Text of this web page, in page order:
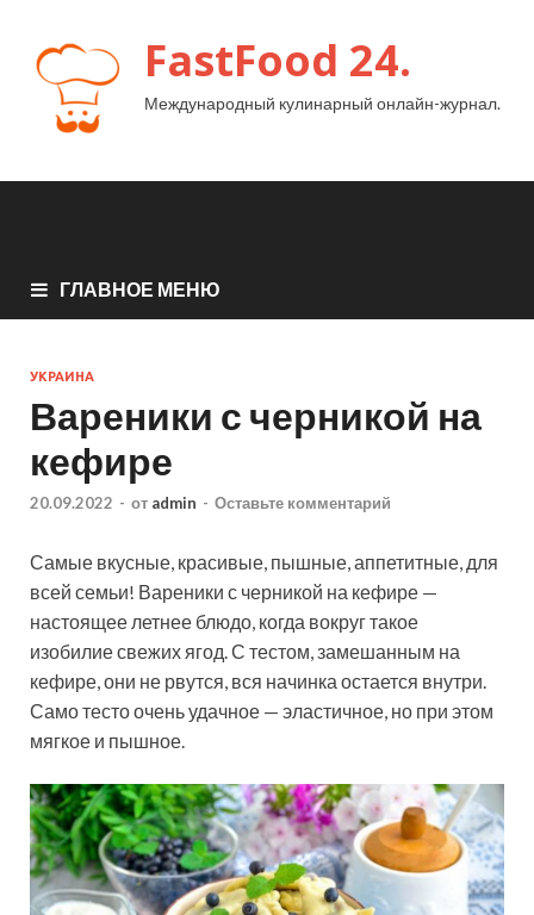
FastFood 24.
Международный кулинарный онлайн-журнал.
ГЛАВНОЕ МЕНЮ
УКРАИНА
Вареники с черникой на
кефире
20.09.2022 - от admin - Оставьте комментарий
Самые вкусные, красивые, пышные, аппетитные, для
всей семьи! Вареники с черникой на кефире —
настоящее летнее блюдо, когда вокруг такое
изобилие свежих ягод. С тестом, замешанным на
кефире, они не рвутся, вся начинка остается внутри.
Само тесто очень удачное — эластичное, но при этом
мягкое и пышное.